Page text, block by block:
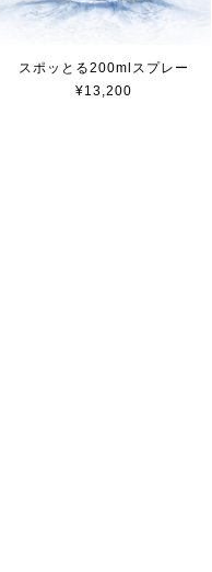
スポッとる200mlスプレー
¥13,200